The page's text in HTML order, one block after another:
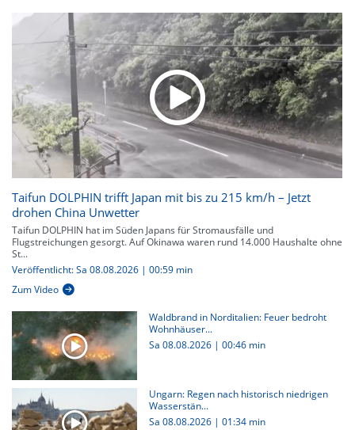
Taifun DOLPHIN trifft Japan mit bis zu 215 km/h – Jetzt
drohen China Unwetter
Taifun DOLPHIN hat im Süden Japans für Stromausfälle und
Flugstreichungen gesorgt. Auf Okinawa waren rund 14.000 Haushalte ohne
St...
Veröffentlicht: Sa 08.08.2026 | 00:59 min
Zum Video
Waldbrand in Norditalien: Feuer bedroht
Wohnhäuser...
Sa 08.08.2026 | 00:46 min
Ungarn: Regen nach historisch niedrigen
Wasserstän...
Sa 08.08.2026 | 01:34 min